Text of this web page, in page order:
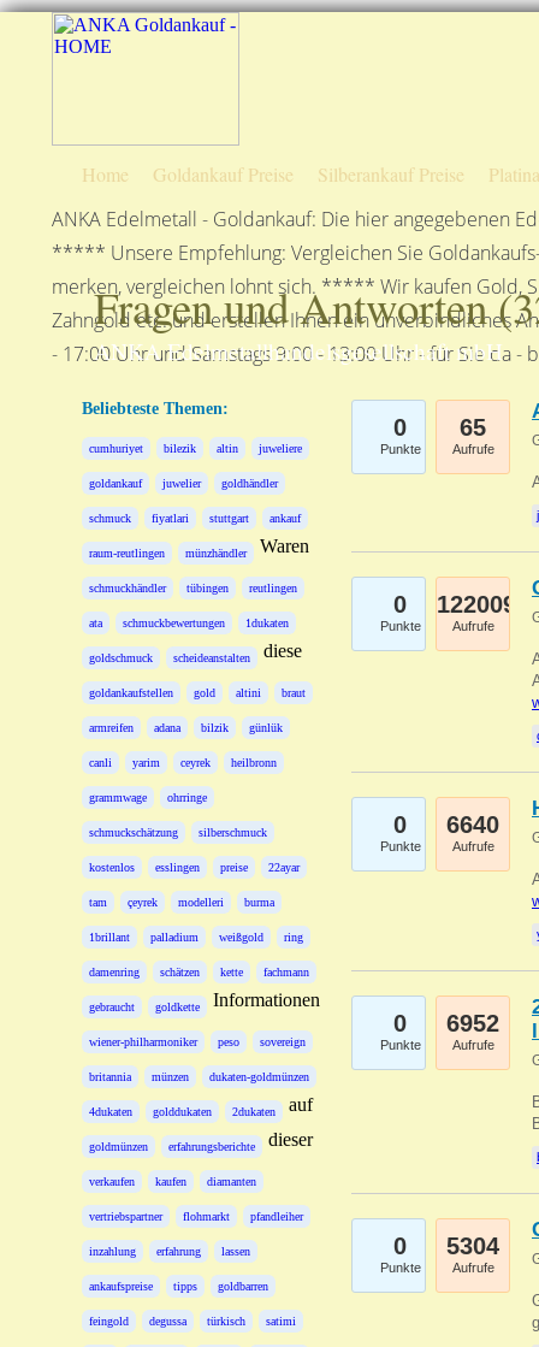
Home Goldankauf Preise Silberankauf Preise
ANKA Edelmetall - Goldankauf: Die hier angegebenen
***** Unsere Empfehlung: Vergleichen Sie
merken, vergleichen lohnt sich. ***** Wir kaufen Gold,
Zahngold etc. und erstellen Ihnen ein unverbindliches
- 17:00 Uhr und Samstags 9:00 - 13:00 Uhr - für Sie
Fragen und Antworten (
ANKA Edelmetallhandelsgesellschaft mbH
Beliebteste Themen:
cumhuriyet bilezik altin juweliere
goldankauf juwelier goldhändler
schmuck fiyatlari stuttgart ankauf
raum-reutlingen münzhändler
schmuckhändler tübingen reutlingen
ata schmuckbewertungen 1dukaten
goldschmuck scheideanstalten
goldankaufstellen gold altini braut
armreifen adana bilzik günlük
canli yarim ceyrek heilbronn
grammwage ohrringe
schmuckschätzung silberschmuck
kostenlos esslingen preise 22ayar
tam çeyrek modelleri burma
1brillant palladium weißgold ring
damenring schätzen kette fachmann
gebraucht goldkette
wiener-philharmoniker peso sovereign
britannia münzen dukaten-goldmünzen
4dukaten golddukaten 2dukaten
goldmünzen erfahrungsberichte
verkaufen kaufen diamanten
vertriebspartner flohmarkt pfandleiher
inzahlung erfahrung lassen
ankaufspreise tipps goldbarren
feingold degussa türkisch satimi
Waren
diese
Informationen
auf
dieser
0
Punkte
65
Aufrufe
0
Punkte
122009
Aufrufe
0
Punkte
6640
Aufrufe
0
Punkte
6952
Aufrufe
0
Punkte
5304
Aufrufe